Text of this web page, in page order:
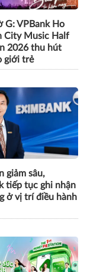
G: VPBank Ho
City Music Half
2026 thu hút
giới trẻ
giảm sâu,
tiếp tục ghi nhận
ở vị trí điều hành